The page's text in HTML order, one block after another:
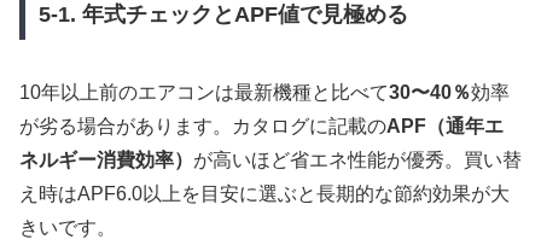
5-1. 年式チェックとAPF値で見極める
10年以上前のエアコンは最新機種と比べて30〜40％効率
が劣る場合があります。カタログに記載のAPF（通年エ
ネルギー消費効率） が高いほど省エネ性能が優秀。買い替
え時はAPF6.0以上を目安に選ぶと長期的な節約効果が大
きいです。